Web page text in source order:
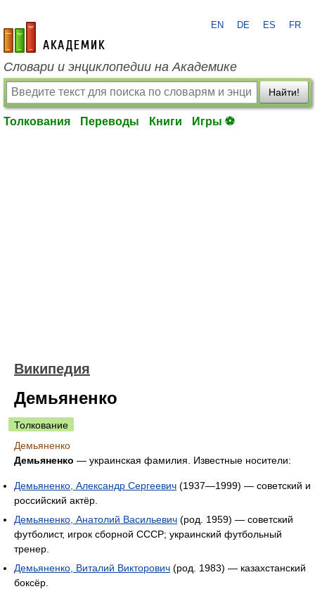
academic.ru
EN DE ES FR
Словари и энциклопедии на Академике
Найти!
Толкования Переводы Книги Игры ⚽
Википедия
Демьяненко
Толкование
Демьяненко
Демьяненко — украинская фамилия. Известные носители:
Демьяненко, Александр Сергеевич (1937—1999) — советский и
российский актёр.
Демьяненко, Анатолий Васильевич (род. 1959) — советский
футболист, игрок сборной СССР; украинский футбольный
тренер.
Демьяненко, Виталий Викторович (род. 1983) — казахстанский
боксёр.